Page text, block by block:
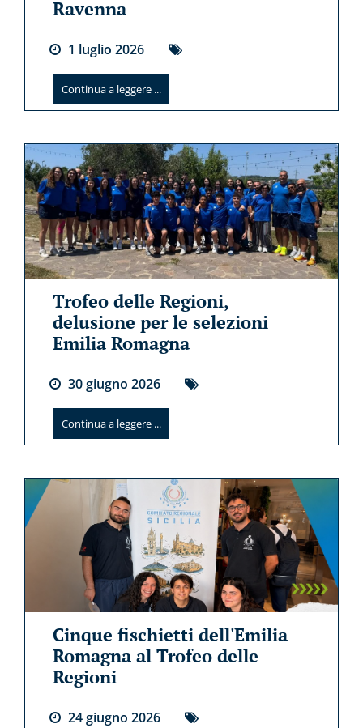
Ravenna
1 luglio 2026
Continua a leggere ...
Trofeo delle Regioni,
delusione per le selezioni
Emilia Romagna
30giugno 2026
Continua a leggere ...
Cinque fischietti dell'Emilia
Romagna al Trofeo delle
Regioni
24giugno 2026